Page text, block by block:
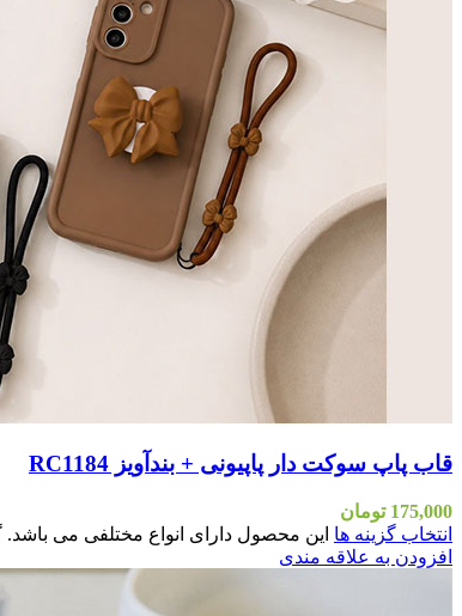
قاب پاپ سوکت دار پاپیونی + بندآویز RC1184
175,000 تومان
انتخاب گزینه ها این محصول دارای انواع مختلفی می
افزودن به علاقه مندی